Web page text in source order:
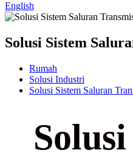
English
Solusi Sistem
Rumah
Solusi Industri
Solusi Sistem Saluran